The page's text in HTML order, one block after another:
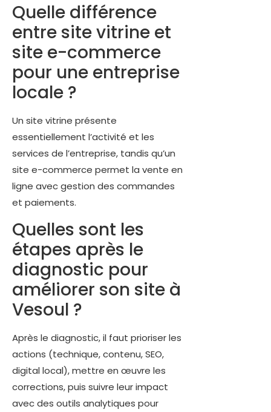
Quelle différence
entre site vitrine et
site e-commerce
pour une entreprise
locale ?
Un site vitrine présente
essentiellement l’activité et les
services de l’entreprise, tandis qu’un
site e-commerce permet la vente en
ligne avec gestion des commandes
et paiements.
Quelles sont les
étapes après le
diagnostic pour
améliorer son site à
Vesoul ?
Après le diagnostic, il faut prioriser les
actions (technique, contenu, SEO,
digital local), mettre en œuvre les
corrections, puis suivre leur impact
avec des outils analytiques pour